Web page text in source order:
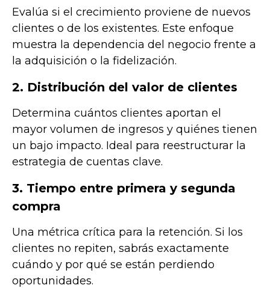
Evalúa si el crecimiento proviene de nuevos
clientes o de los existentes. Este enfoque
muestra la dependencia del negocio frente a
la adquisición o la fidelización.
2. Distribución del valor de clientes
Determina cuántos clientes aportan el
mayor volumen de ingresos y quiénes tienen
un bajo impacto. Ideal para reestructurar la
estrategia de cuentas clave.
3. Tiempo entre primera y segunda
compra
Una métrica crítica para la retención. Si los
clientes no repiten, sabrás exactamente
cuándo y por qué se están perdiendo
oportunidades.